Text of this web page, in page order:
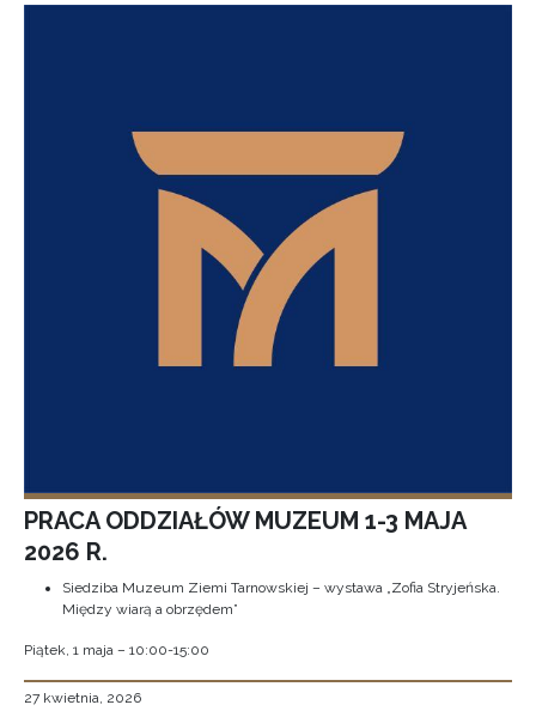
PRACA ODDZIAŁÓW MUZEUM 1-3 MAJA
2026 R.
Siedziba Muzeum Ziemi Tarnowskiej – wystawa „Zofia Stryjeńska.
Między wiarą a obrzędem”
Piątek, 1 maja – 10:00-15:00
27 kwietnia, 2026